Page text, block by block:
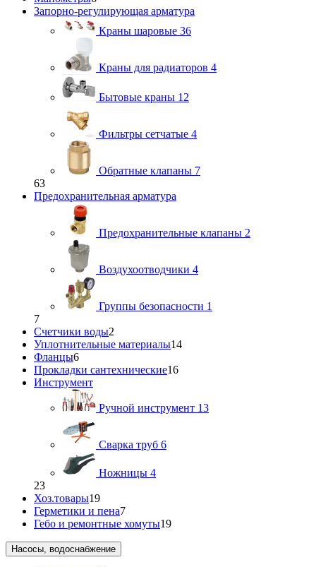
Запорно-регулирующая арматура
Краны шаровые 36
Краны для радиаторов 4
Бытовые краны 12
Фильтры сетчатые 4
Обратные клапаны 7
63
Предохранительная арматура
Предохранительные клапаны 2
Воздухоотводчики 4
Группы безопасности 1
7
Счетчики воды2
Уплотнительные материалы14
Фланцы6
Прокладки сантехнические16
Инструмент
Ручной инструмент 13
Сварка труб 6
Ножницы 4
23
Хоз.товары19
Герметики и пена7
Гебо и ремонтные хомуты19
Насосы, водоснабжение